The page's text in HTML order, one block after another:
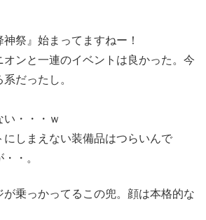
祭』始まってますねー！
オンと一連のイベントは良かった。今
だったし。
い・・・ｗ
にしまえない装備品はつらいんで
・。
が乗っかってるこの兜。顔は本格的な